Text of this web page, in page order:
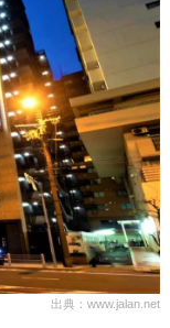
出典：www.jalan.net